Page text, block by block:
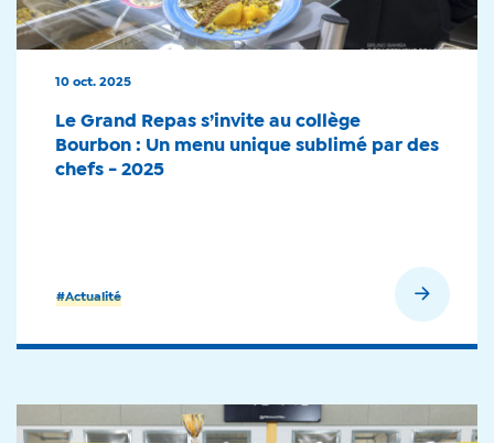
#Actualité
10 oct. 2025
Le Grand Repas s’invite au collège
Bourbon : Un menu unique sublimé par des
chefs - 2025